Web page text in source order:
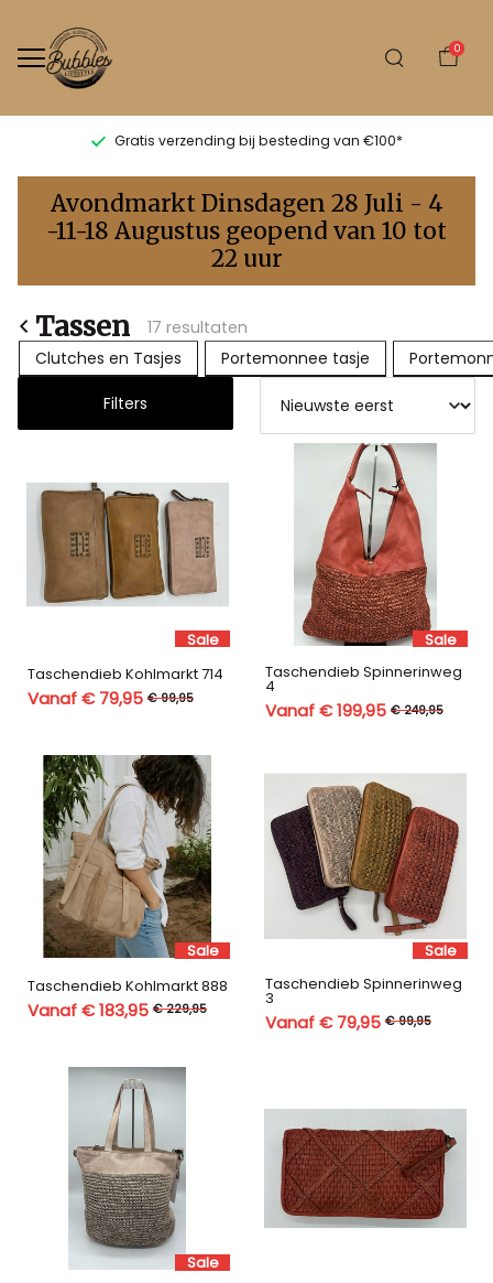
0
Gratis verzending bij besteding van €100*
Tassen
Bubbles
Sluis
Avondmarkt Dinsdagen 28 Juli - 4
-11-18 Augustus geopend van 10 tot
22 uur
Tassen
17 resultaten
Clutches en Tasjes
Portemonnee tasje
Filters
Sale
Taschendieb Kohlmarkt 714
Vanaf € 79,95 € 99,95
Sale
Taschendieb Spinnerinweg
4
Vanaf € 199,95 € 249,95
Sale
Taschendieb Kohlmarkt 888
Vanaf € 183,95 € 229,95
Sale
Taschendieb Spinnerinweg
3
Vanaf € 79,95 € 99,95
Sale